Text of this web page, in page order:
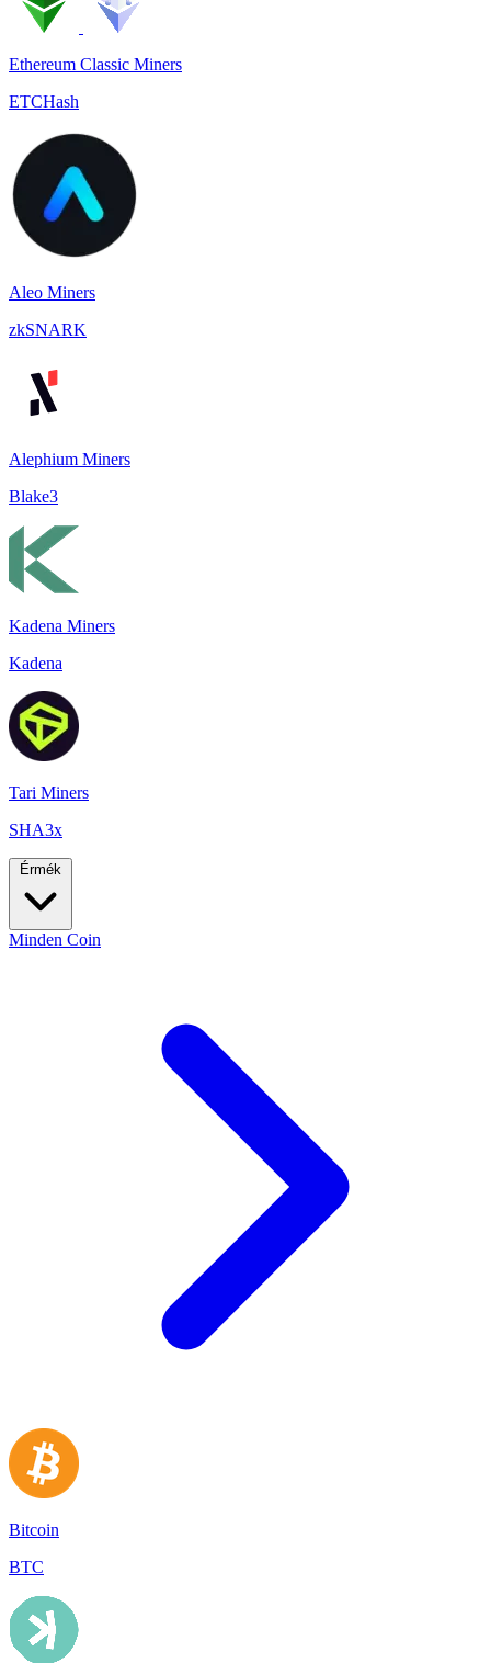
Ethereum Classic Miners
ETCHash
Aleo Miners
zkSNARK
Alephium Miners
Blake3
Kadena Miners
Kadena
Tari Miners
SHA3x
Érmék
Minden Coin
Bitcoin
BTC